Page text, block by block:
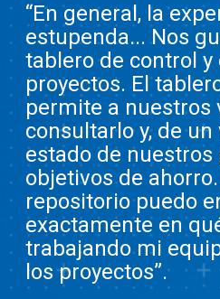
“En general, la
estupenda... Nos
tablero de control
proyectos. El
permite a nuestros
consultarlo y, de un
estado de nuestros
objetivos de ahorro.
repositorio puedo
exactamente en
trabajando mi
los proyectos”.